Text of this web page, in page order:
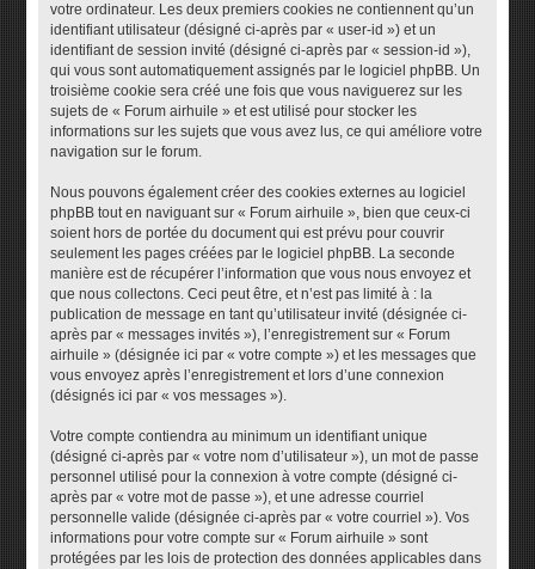
votre ordinateur. Les deux premiers cookies ne contiennent qu’un
identifiant utilisateur (désigné ci-après par « user-id ») et un
identifiant de session invité (désigné ci-après par « session-id »),
qui vous sont automatiquement assignés par le logiciel phpBB. Un
troisième cookie sera créé une fois que vous naviguerez sur les
sujets de « Forum airhuile » et est utilisé pour stocker les
informations sur les sujets que vous avez lus, ce qui améliore votre
navigation sur le forum.
Nous pouvons également créer des cookies externes au logiciel
phpBB tout en naviguant sur « Forum airhuile », bien que ceux-ci
soient hors de portée du document qui est prévu pour couvrir
seulement les pages créées par le logiciel phpBB. La seconde
manière est de récupérer l’information que vous nous envoyez et
que nous collectons. Ceci peut être, et n’est pas limité à : la
publication de message en tant qu’utilisateur invité (désignée ci-
après par « messages invités »), l’enregistrement sur « Forum
airhuile » (désignée ici par « votre compte ») et les messages que
vous envoyez après l’enregistrement et lors d’une connexion
(désignés ici par « vos messages »).
Votre compte contiendra au minimum un identifiant unique
(désigné ci-après par « votre nom d’utilisateur »), un mot de passe
personnel utilisé pour la connexion à votre compte (désigné ci-
après par « votre mot de passe »), et une adresse courriel
personnelle valide (désignée ci-après par « votre courriel »). Vos
informations pour votre compte sur « Forum airhuile » sont
protégées par les lois de protection des données applicables dans